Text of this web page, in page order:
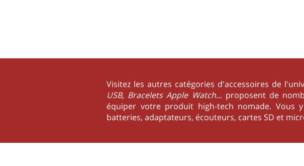
Visitez les autres catégories d'accessoires de
USB, Bracelets Apple Watch... proposent de
équiper votre produit high-tech nomade. Vous
batteries, adaptateurs, écouteurs, cartes SD et